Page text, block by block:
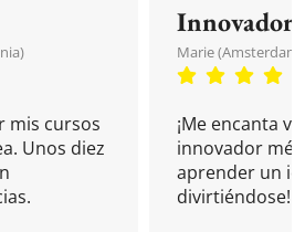
mis cursos
Unos diez
Innovador
Marie (Amsterdam,
¡Me encanta
innovador
aprender un
divirtiéndose!